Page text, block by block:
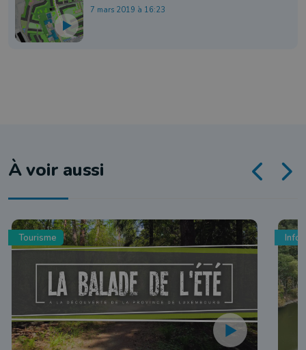
7 mars 2019 à 16:23
À voir aussi
Tourisme Info